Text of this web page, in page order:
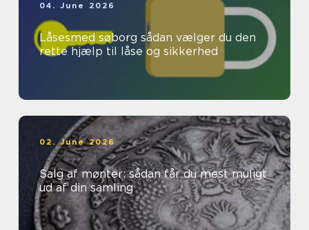
04. June 2026
Låsesmed søborg sådan vælger du den
rette hjælp til låse og sikkerhed
02. June 2026
Salg af mønter: sådan får du mest muligt
ud af din samling